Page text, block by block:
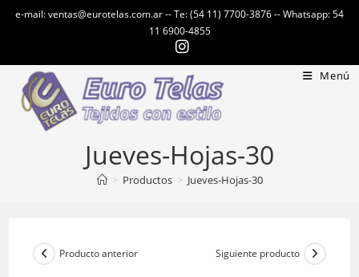
e-mail: ventas@eurotelas.com.ar -- Te: (54 11) 7700-3876 -- Whatsapp: 54
11 6900-4855
Menú
Jueves-Hojas-30
> Productos > Jueves-Hojas-30
Producto anterior Siguiente producto